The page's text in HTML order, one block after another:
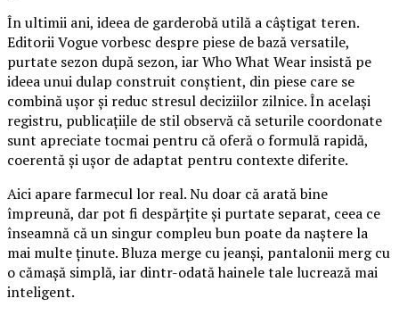
În ultimii ani, ideea de garderobă utilă a câștigat teren.
Editorii Vogue vorbesc despre piese de bază versatile,
purtate sezon după sezon, iar Who What Wear insistă pe
ideea unui dulap construit conștient, din piese care se
combină ușor și reduc stresul deciziilor zilnice. În același
registru, publicațiile de stil observă că seturile coordonate
sunt apreciate tocmai pentru că oferă o formulă rapidă,
coerentă și ușor de adaptat pentru contexte diferite.
Aici apare farmecul lor real. Nu doar că arată bine
împreună, dar pot fi despărțite și purtate separat, ceea ce
înseamnă că un singur compleu bun poate da naștere la
mai multe ținute. Bluza merge cu jeanși, pantalonii merg cu
o cămașă simplă, iar dintr-odată hainele tale lucrează mai
inteligent.